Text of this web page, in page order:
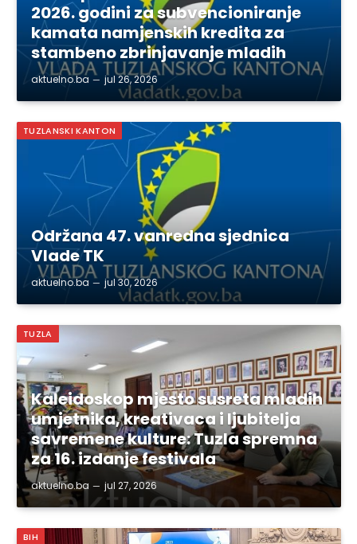
2026. godini za subvencioniranje
kamata namjenskih kredita za
stambeno zbrinjavanje mladih
aktuelno.ba jul 26, 2026
TUZLANSKI KANTON
Održana 47. vanredna sjednica
Vlade TK
aktuelno.ba jul 30, 2026
TUZLA
Kaleidoskop mjesto susreta mladih
umjetnika, kreativaca i ljubitelja
savremene kulture: Tuzla spremna
za 16. izdanje festivala
aktuelno.ba jul 27, 2026
BIH